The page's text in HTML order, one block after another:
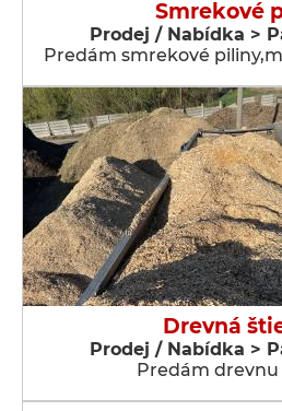
Smrekové
Prodej / Nabídka >
Predám smrekové
Drevná
Prodej / Nabídka >
Predám